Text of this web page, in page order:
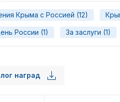
Крыма с Россией (12)
России (1) За заслуги (1)
наград